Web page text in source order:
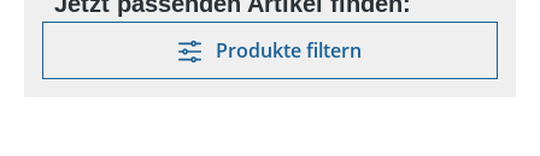
Produkte filtern